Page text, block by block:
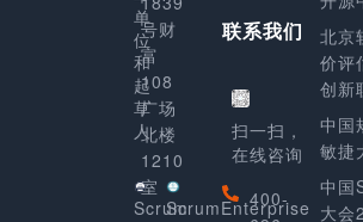
号财
富
108
广场
北楼
1210
室
单
位
和
起
草
人
ScrumScrumEnterprise
联系我们
扫一扫，
在线咨询
400-
北京
价评
创新
中国
敏捷
中国
大会